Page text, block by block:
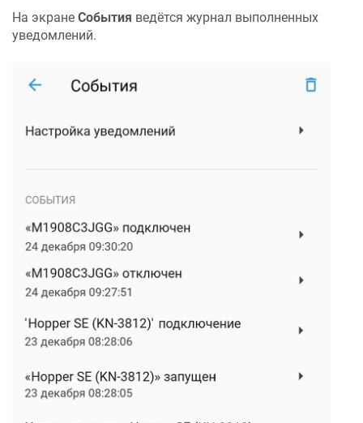
На экране События ведётся журнал выполненных
уведомлений.